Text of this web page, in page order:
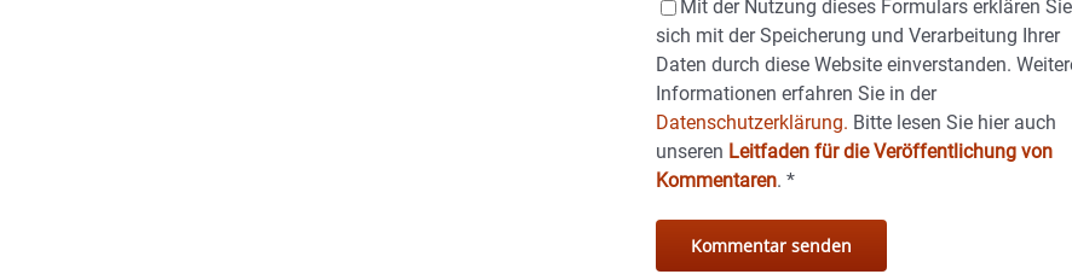
Mit der Nutzung dieses Formulars erklären Sie
sich mit der Speicherung und Verarbeitung Ihrer
Daten durch diese Website einverstanden.
Informationen erfahren Sie in der
Datenschutzerklärung. Bitte lesen Sie hier auch
unseren Leitfaden für die Veröffentlichung von
Kommentaren.*